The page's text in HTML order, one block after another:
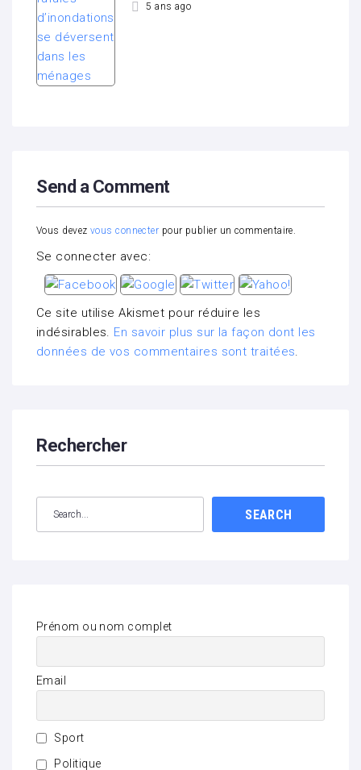
5 ans ago
Send a Comment
Vous devez vous connecter pour publier un commentaire.
Se connecter avec:
Ce site utilise Akismet pour réduire les
indésirables. En savoir plus sur la façon dont les
données de vos commentaires sont traitées.
Rechercher
SEARCH
Prénom ou nom complet
Email
Sport
Politique